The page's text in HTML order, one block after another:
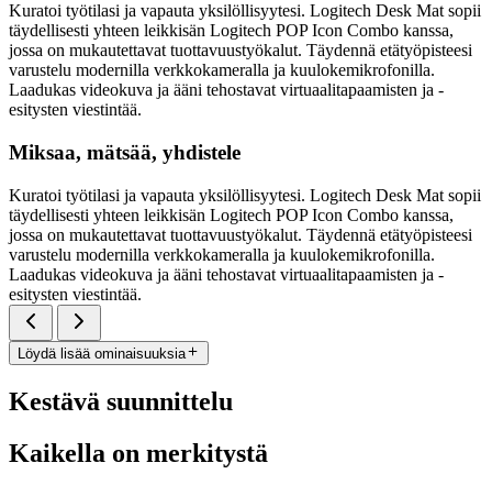
Kuratoi työtilasi ja vapauta yksilöllisyytesi. Logitech Desk Mat sopii
täydellisesti yhteen leikkisän Logitech POP Icon Combo kanssa,
jossa on mukautettavat tuottavuustyökalut. Täydennä etätyöpisteesi
varustelu modernilla verkkokameralla ja kuulokemikrofonilla.
Laadukas videokuva ja ääni tehostavat virtuaalitapaamisten ja -
esitysten viestintää.
Miksaa, mätsää, yhdistele
Kuratoi työtilasi ja vapauta yksilöllisyytesi. Logitech Desk Mat sopii
täydellisesti yhteen leikkisän Logitech POP Icon Combo kanssa,
jossa on mukautettavat tuottavuustyökalut. Täydennä etätyöpisteesi
varustelu modernilla verkkokameralla ja kuulokemikrofonilla.
Laadukas videokuva ja ääni tehostavat virtuaalitapaamisten ja -
esitysten viestintää.
Löydä lisää ominaisuuksia
Kestävä suunnittelu
Kaikella on merkitystä